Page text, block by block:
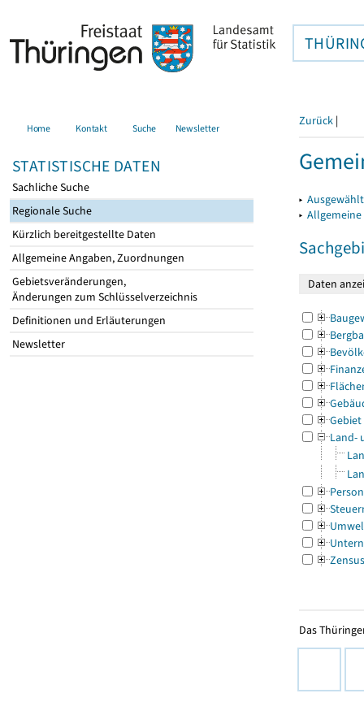
Home Kontakt Suche Newsletter
STATISTISCHE DATEN
Sachliche Suche
Regionale Suche
Kürzlich bereitgestellte Daten
Allgemeine Angaben, Zuordnungen
Gebietsveränderungen,
Änderungen zum Schlüsselverzeichnis
Definitionen und Erläuterungen
Newsletter
Zurück |
▸
▸
Gebiet
Land-
Zensus
Das